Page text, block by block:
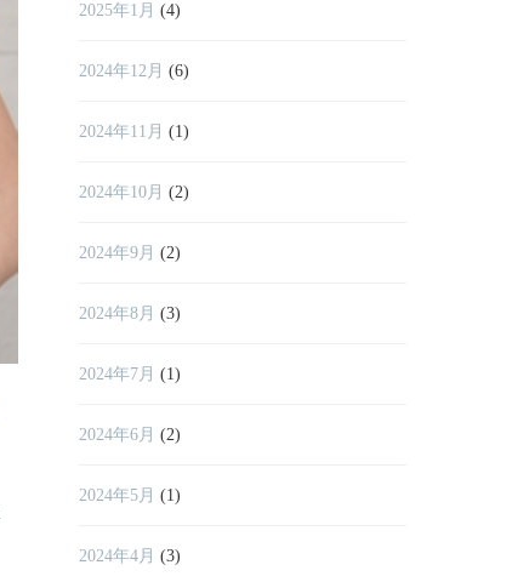
2025年1月 (4)
2024年12月 (6)
2024年11月 (1)
2024年10月 (2)
2024年9月 (2)
2024年8月 (3)
2024年7月 (1)
2024年6月 (2)
2024年5月 (1)
2024年4月 (3)